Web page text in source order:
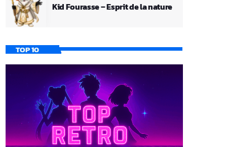
Kid Fourasse – Esprit de la nature
TOP 10